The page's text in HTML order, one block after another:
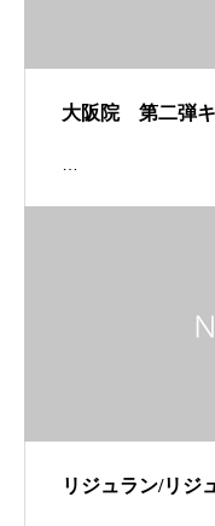
大阪院 第二弾
リジュラン/リジ